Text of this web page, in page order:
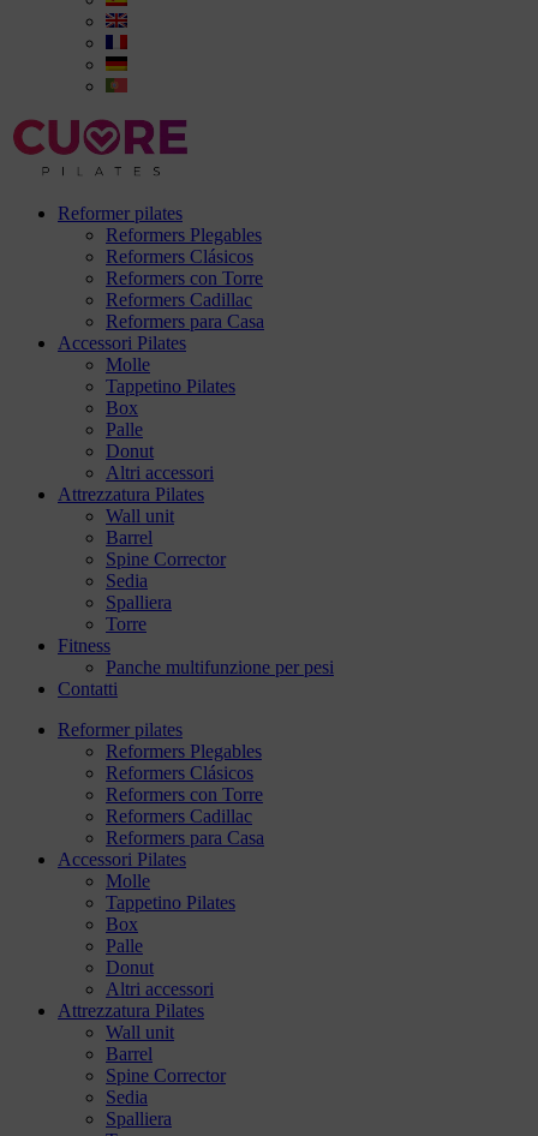
Reformer pilates
Reformers Plegables
Reformers Clásicos
Reformers con Torre
Reformers Cadillac
Reformers para Casa
Accessori Pilates
Molle
Tappetino Pilates
Box
Palle
Donut
Altri accessori
Attrezzatura Pilates
Wall unit
Barrel
Spine Corrector
Sedia
Spalliera
Torre
Fitness
Panche multifunzione per pesi
Contatti
Reformer pilates
Reformers Plegables
Reformers Clásicos
Reformers con Torre
Reformers Cadillac
Reformers para Casa
Accessori Pilates
Molle
Tappetino Pilates
Box
Palle
Donut
Altri accessori
Attrezzatura Pilates
Wall unit
Barrel
Spine Corrector
Sedia
Spalliera